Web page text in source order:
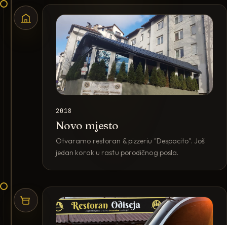
2018
Novo mjesto
Otvaramo restoran & pizzeriu "Despacito". Još
jedan korak u rastu porodičnog posla.